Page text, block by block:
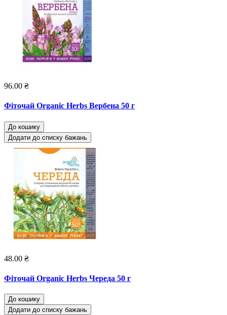
96.00 ₴
Фіточай Organic Herbs Вербена 50 г
До кошику
Додати до списку бажань
48.00 ₴
Фіточай Organic Herbs Череда 50 г
До кошику
Додати до списку бажань